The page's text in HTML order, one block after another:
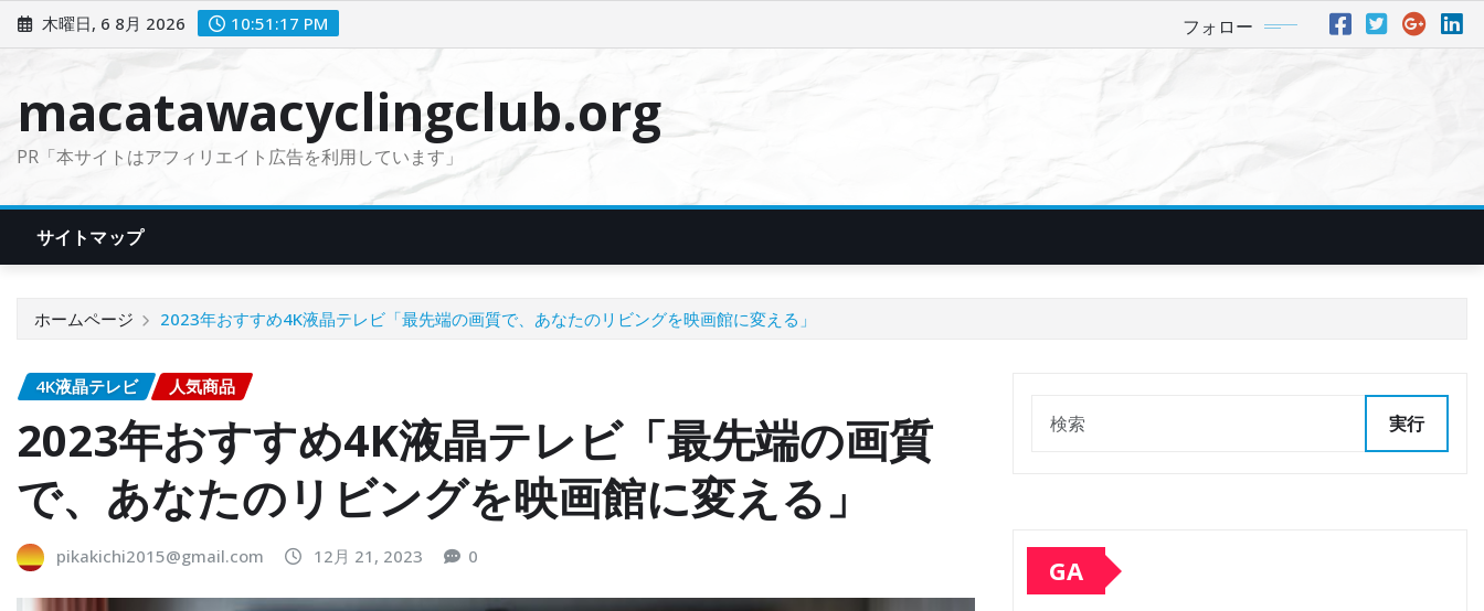
ン
木曜日, 6 8月 2026 10:51:18 PM フォロー
macatawacyclingclub.org
PR「本サイトはアフィリエイト広告を利用しています」
サイトマップ
ホームページ 2023年おすすめ4K液晶テレビ「最先端の画質で、あなたのリビングを映画館に変える」
4K液晶テレビ 人気商品
2023年おすすめ4K液晶テレビ「最先端の画質
で、あなたのリビングを映画館に変える」
pikakichi2015@gmail.com 12月 21, 2023 0
実行
GA